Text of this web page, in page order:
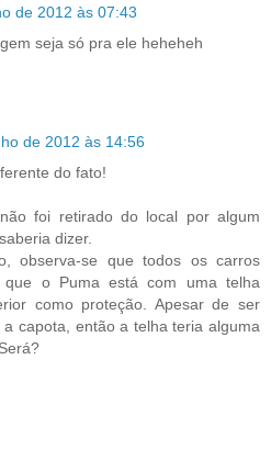
de 2012 às 07:43
seja só pra ele heheheh
de 2012 às 14:56
do fato!
foi retirado do local por algum
dizer.
observa-se que todos os carros
o Puma está com uma telha
como proteção. Apesar de ser
capota, então a telha teria alguma